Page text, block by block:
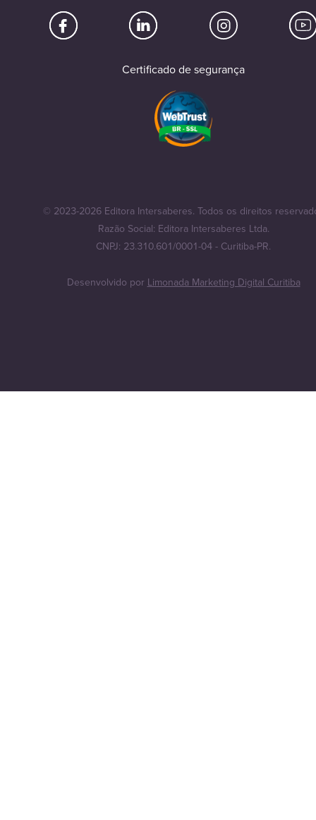
Certificado de segurança
© 2023-2026 Editora Intersaberes. Todos os direitos
Razão Social: Editora Intersaberes Ltda.
CNPJ: 23.310.601/0001-04 - Curitiba-PR.
Desenvolvido porLimonada Marketing Digital Curitiba